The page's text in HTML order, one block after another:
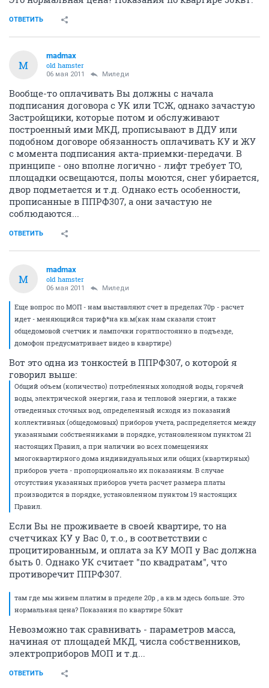
ОТВЕТИТЬ
M
madmax
old hamster
06 мая 2011 Миледи
Вообще-то оплачивать Вы должны с начала
подписания договора с УК или ТСЖ, однако зачастую
Застройщики, которые потом и обслуживают
построенный ими МКД, прописывают в ДДУ или
подобном договоре обязанность оплачивать КУ и ЖУ
с момента подписания акта-приемки-передачи. В
принципе - оно вполне логично - лифт требует ТО,
площадки освещаются, полы моются, снег убирается,
двор подметается и т.д. Однако есть особенности,
прописанные в ППРФ307, а они зачастую не
соблюдаются...
ОТВЕТИТЬ
M
madmax
old hamster
06 мая 2011 Миледи
Еще вопрос по МОП - нам выставляют счет в пределах 70р - расчет
идет - меняющийся тариф*на кв.м(как нам сказали стоит
общедомовой счетчик и лампочки горятпостоянно в подъезде,
домофон предусматривает видео в квартире)
Вот это одна из тонкостей в ППРФ307, о которой я
говорил выше:
Общий объем (количество) потребленных холодной воды, горячей
воды, электрической энергии, газа и тепловой энергии, а также
отведенных сточных вод, определенный исходя из показаний
коллективных (общедомовых) приборов учета, распределяется между
указанными собственниками в порядке, установленном пунктом 21
настоящих Правил, а при наличии во всех помещениях
многоквартирного дома индивидуальных или общих (квартирных)
приборов учета - пропорционально их показаниям. В случае
отсутствия указанных приборов учета расчет размера платы
производится в порядке, установленном пунктом 19 настоящих
Правил.
Если Вы не проживаете в своей квартире, то на
счетчиках КУ у Вас 0, т.о., в соответствии с
процитированным, и оплата за КУ МОП у Вас должна
быть 0. Однако УК считает "по квадратам", что
противоречит ППРФ307.
там где мы живем платим в пределе 20р , а кв.м здесь больше. Это
нормальная цена? Показания по квартире 50квт
Невозможно так сравнивать - параметров масса,
начиная от площадей МКД, числа собственников,
электроприборов МОП и т.д...
ОТВЕТИТЬ